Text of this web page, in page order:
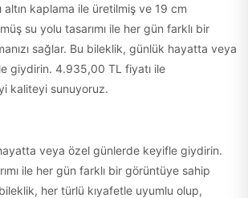
altın kaplama ile üretilmiş ve 19 cm
su yolu tasarımı ile her gün farklı bir
sağlar. Bu bileklik, günlük hayatta veya
giydirin. 4.935,00 TL fiyatı ile
kaliteyi sunuyoruz.
veya özel günlerde keyifle giydirin.
ile her gün farklı bir görüntüye sahip
her türlü kıyafetle uyumlu olup,